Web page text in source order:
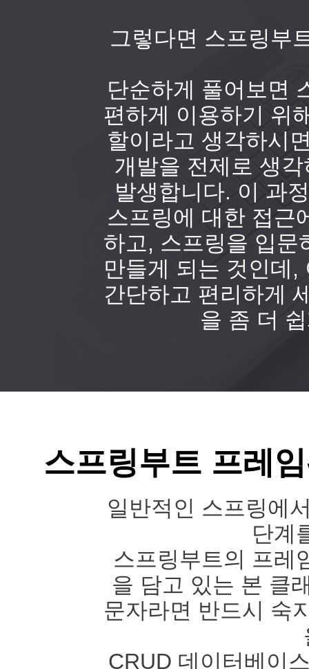
그렇다면 스프링부
단순하게 풀어보면
편하게 이용하기 위
할이라고 생각하시
개발을 전제로 생
발생합니다. 이 과
스프링에 대한 접근
하고, 스프링을 입문
만들게 되는 것인데
간단하고 편리하게
을 좀 더
스프링부트 프레
일반적인 스프링에
단계
스프링부트의 프레
을 담고 있는 본 클
문자라면 반드시 숙
CRUD 데이터베이